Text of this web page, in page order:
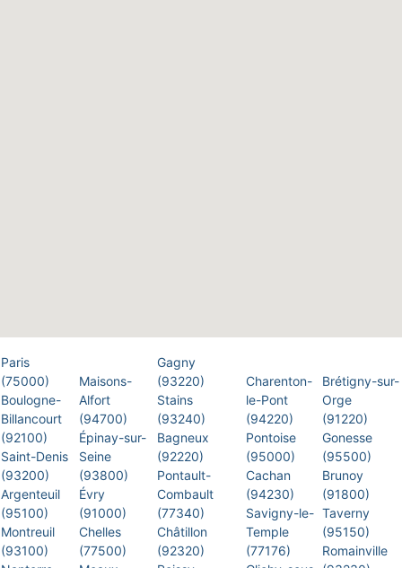
Paris
(75000)
Boulogne-
Billancourt
(92100)
Saint-Denis
(93200)
Argenteuil
(95100)
Montreuil
(93100)
Maisons-
Alfort
(94700)
Épinay-sur-
Seine
(93800)
Évry
(91000)
Chelles
(77500)
Gagny
(93220)
Stains
(93240)
Bagneux
(92220)
Pontault-
Combault
(77340)
Châtillon
(92320)
Charenton-
le-Pont
(94220)
Pontoise
(95000)
Cachan
(94230)
Savigny-le-
Temple
(77176)
Brétigny-sur-
Orge
(91220)
Gonesse
(95500)
Brunoy
(91800)
Taverny
(95150)
Romainville